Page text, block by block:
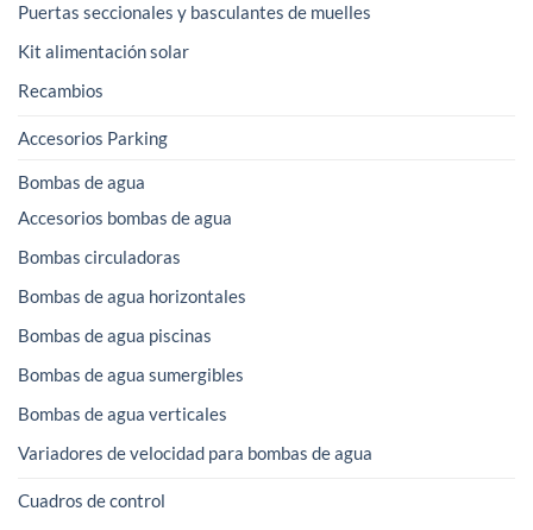
Puertas seccionales y basculantes de muelles
Kit alimentación solar
Recambios
Accesorios Parking
Bombas de agua
Accesorios bombas de agua
Bombas circuladoras
Bombas de agua horizontales
Bombas de agua piscinas
Bombas de agua sumergibles
Bombas de agua verticales
Variadores de velocidad para bombas de agua
Cuadros de control